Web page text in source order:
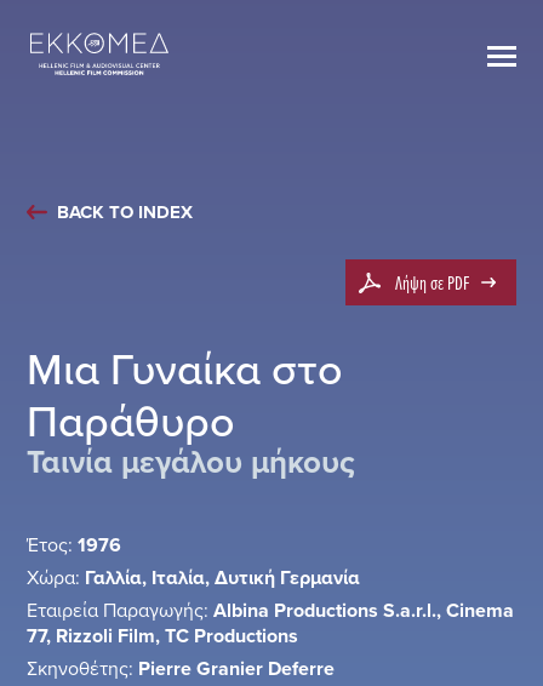
BACK TO INDEX
Λήψη σε PDF
Μια Γυναίκα στο
Παράθυρο
Ταινία μεγάλου μήκους
Έτος: 1976
Χώρα: Γαλλία, Ιταλία, Δυτική Γερμανία
Εταιρεία Παραγωγής: Albina Productions S.a.r.l., Cinema
77, Rizzoli Film, TC Productions
Σκηνοθέτης: Pierre Granier Deferre